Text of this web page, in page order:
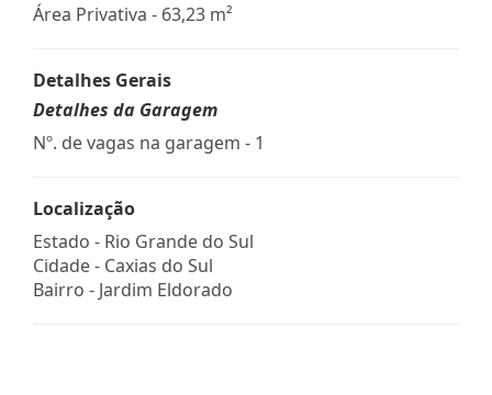
Área Privativa - 63,23 m²
Detalhes Gerais
Detalhes da Garagem
Nº. de vagas na garagem - 1
Localização
Estado - Rio Grande do Sul
Cidade - Caxias do Sul
Bairro - Jardim Eldorado